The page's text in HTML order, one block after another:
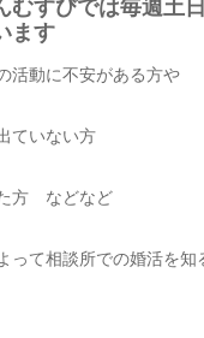
むすびでは毎週土
ます
活動に不安がある方や
ていない方
方 などなど
って相談所での婚活を知